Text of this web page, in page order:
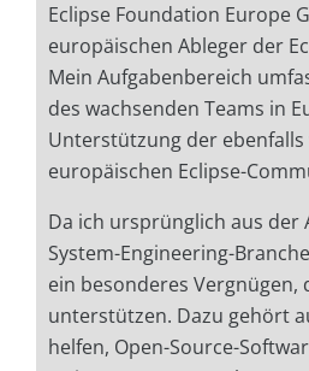
Eclipse Foundation Europe
europäischen Ableger der
Mein Aufgabenbereich
des wachsenden Teams in
Unterstützung der ebenfalls
europäischen Eclipse-
Da ich ursprünglich aus der
System-Engineering-
ein besonderes Vergnügen,
unterstützen. Dazu gehört
helfen, Open-Source-